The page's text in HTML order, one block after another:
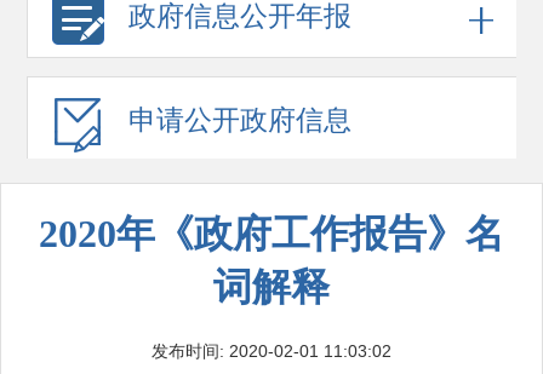
政府信息公开年报
申请公开政府信息
2020年《政府工作报告》名
词解释
发布时间: 2020-02-01 11:03:02